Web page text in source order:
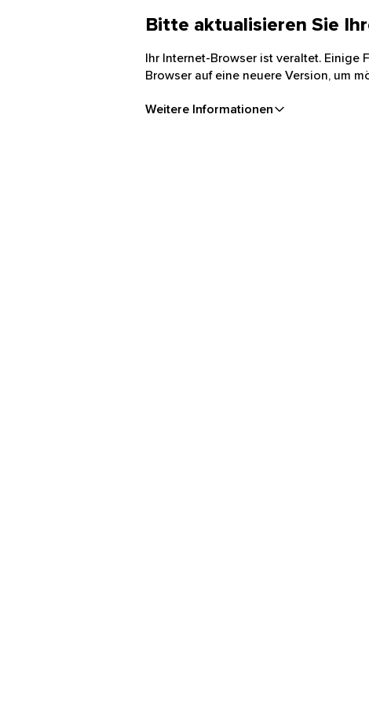
Bitte aktualisieren Sie
Ihr Internet-Browser ist veraltet. Einige
Browser auf eine neuere Version, um
Weitere Informationen